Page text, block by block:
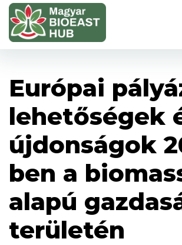
Európai
lehetőségek
újdonságok
ben a
alapú
területén